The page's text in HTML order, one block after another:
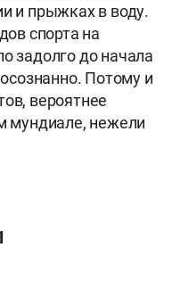
и прыжках в воду.
спорта на
задолго до начала
Потому и
вероятнее
мундиале, нежели